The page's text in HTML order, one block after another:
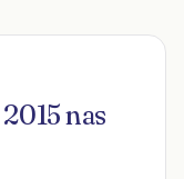
2015nas